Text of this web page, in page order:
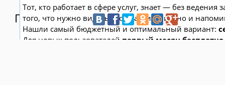
Тот, кто работает в сфере услуг, знает — без
того, что нужно видеть свое расписание, но и
Нашли самый бюджетный и оптимальный вариант:
Для новых пользователей первый месяц бесплатно
Поделитесь: